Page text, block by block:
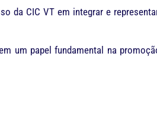
da CIC VT em integrar e
um papel fundamental na